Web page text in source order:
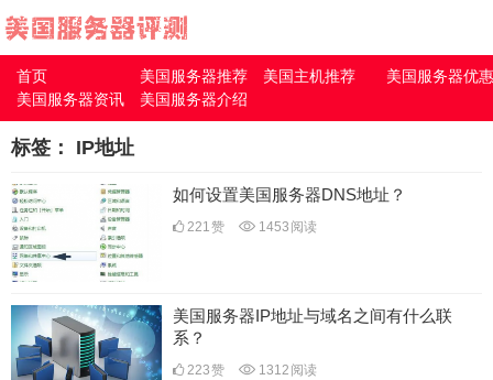
首页 美国服务器推荐 美国主机推荐
美国服务器优惠
美国服务器资讯
美国服务器介绍
标签： IP地址
如何设置美国服务器DNS地址？
221赞 1453 阅读
美国服务器IP地址与域名之间有什么联
系？
223赞 1312 阅读